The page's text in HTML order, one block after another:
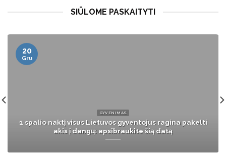
SIŪLOME PASKAITYTI
HOROSKOPAI
2026-ieji bus lūžio taškas: šie 4 Zodiako ženklai
pagaliau patirs savo šlovės ir laimės akimirką.
08
Lap